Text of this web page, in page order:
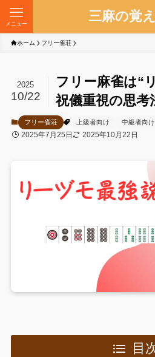
三麻の覚
メニュー
ホーム フリー雀荘
フリー麻雀は“
祝儀重視の思考
2025
10/22
フリー雀荘 上級者向け 中級者向け
2025年7月25日 2025年10月22日
目